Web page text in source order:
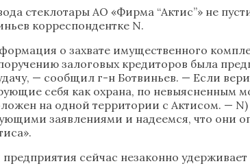
стеклотары АО «Фирма “Актис”» не
корреспондентке N.
о захвате имущественного
залоговых кредиторов была
— сообщил г-н Ботвиньев. — Если
себя как охрана, по невыясненным
на одной территории с Актисом. —
заявлениями и надеемся, что они
сейчас незаконно